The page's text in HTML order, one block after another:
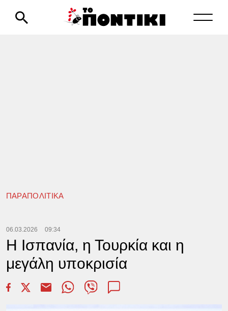
ΠΑΡΑΠΟΛΙΤΙΚΑ
06.03.2026 09:34
Η Ισπανία, η Τουρκία και η
μεγάλη υποκρισία